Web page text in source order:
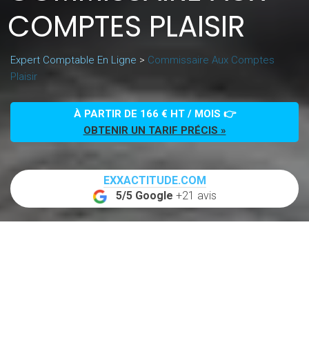
COMPTES PLAISIR
Expert Comptable En Ligne > Commissaire Aux Comptes
Plaisir
À PARTIR DE 166 € HT / MOIS 👉
OBTENIR UN TARIF PRÉCIS »
EXXACTITUDE.COM
5/5 Google +21 avis